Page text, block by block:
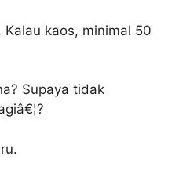
kaos, minimal 50
Supaya tidak